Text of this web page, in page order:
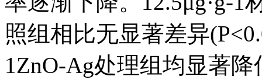
照组相比无显著差异
1ZnO-Ag处理组均显著